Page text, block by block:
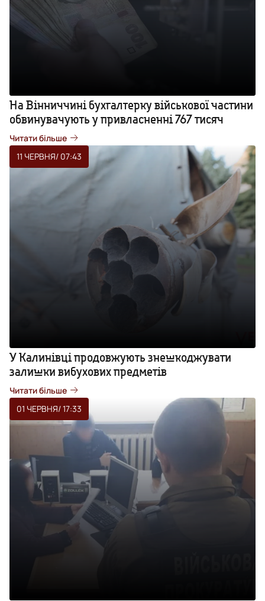
На Вінниччині бухгалтерку військової частини
обвинувачують у привласненні 767 тисяч
Читати більше
11 ЧЕРВНЯ/ 07:43
У Калинівці продовжують знешкоджувати
залишки вибухових предметів
Читати більше
01 ЧЕРВНЯ/ 17:33